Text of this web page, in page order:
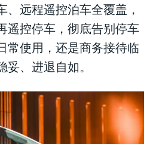
、远程遥控泊车全覆盖，
遥控停车，彻底告别停车
常使用，还是商务接待临
、进退自如。